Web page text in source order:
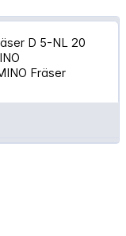
D 5-NL 20
Fräser